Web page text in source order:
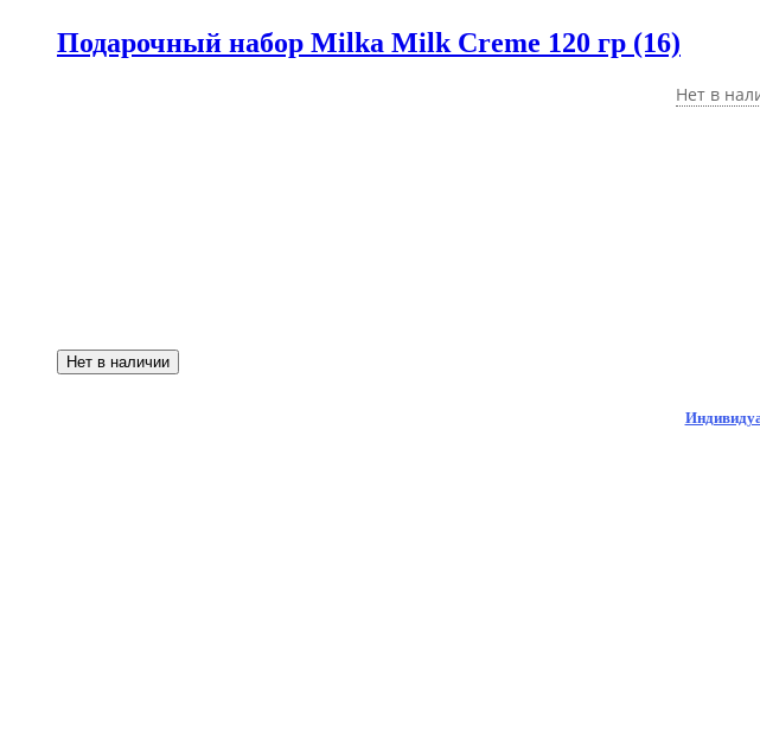
Подарочный набор Milka Milk Creme 120 гр (16)
Нет в
Нет в наличии